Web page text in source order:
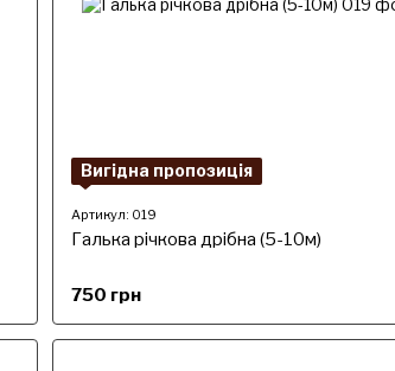
Вигідна пропозиція
Артикул: 019
Галька річкова дрібна (5-10м)
750 грн